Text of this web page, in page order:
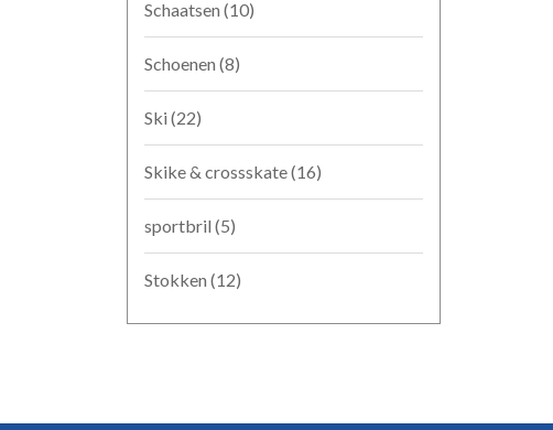
Schaatsen (10)
Schoenen (8)
Ski (22)
Skike & crossskate(16)
sportbril (5)
Stokken (12)